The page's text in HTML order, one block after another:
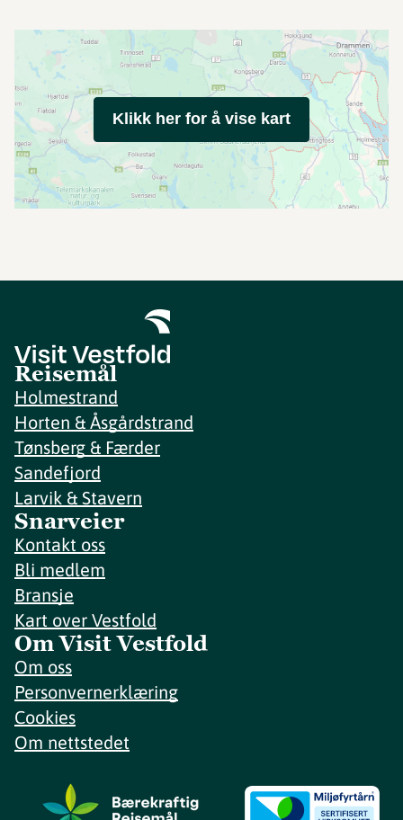
Klikk her for å vise kart
Reisemål
Holmestrand
Horten & Åsgårdstrand
Tønsberg & Færder
Sandefjord
Larvik & Stavern
Snarveier
Kontakt oss
Bli medlem
Bransje
Kart over Vestfold
Om Visit Vestfold
Om oss
Personvernerklæring
Cookies
Om nettstedet